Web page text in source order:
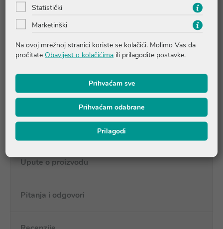
Svojstva
ultra lagana tekstura
brzo se upija
formula koja se ne lijepi
ne ostavlja masne tragove
ekstra vodootporno
otporno na znoj
efekt protiv priljepljivanja pijeska
Upute o proizvodu
Pitanja i odgovori
Statistički
Marketinški
Na ovoj mrežnoj stranici koriste se kolačići. Molimo Vas da
pročitate Obavijest o kolačićima ili prilagodite postavke.
Prihvaćam sve
Prihvaćam odabrane
Prilagodi